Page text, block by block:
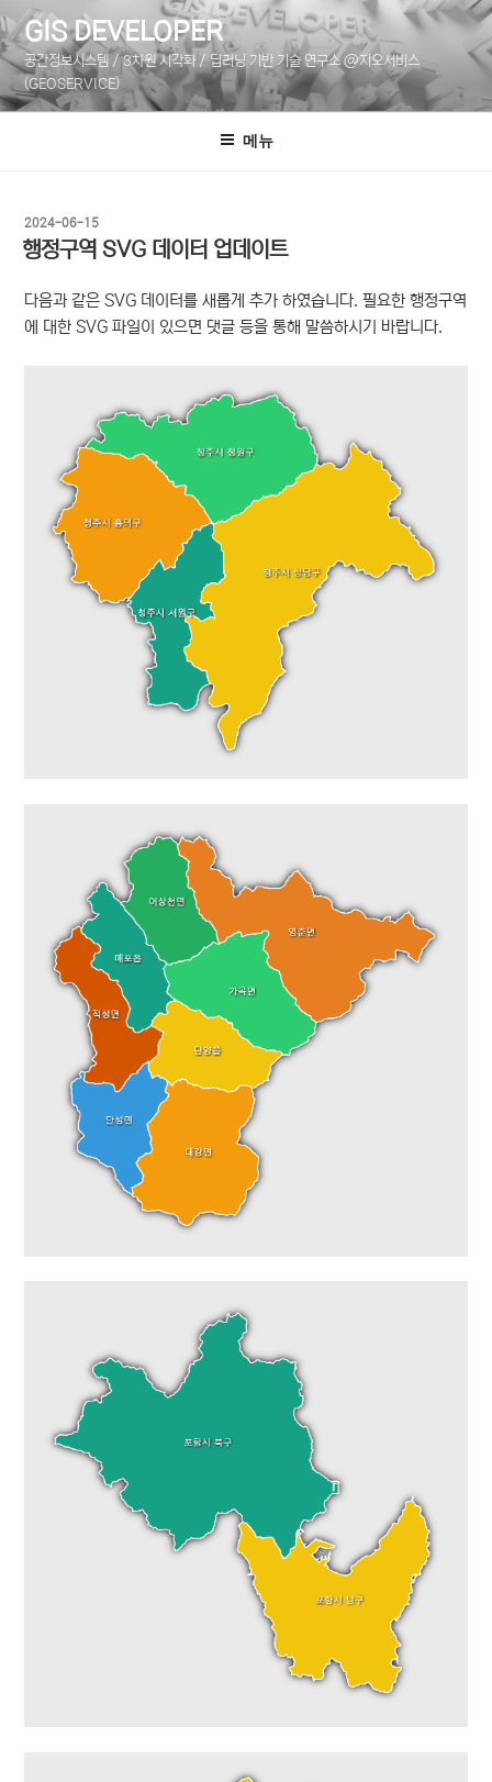
텐
츠
로
바
GIS DEVELOPER
공간정보시스템 / 3차원 시각화 / 딥러닝 기반 기술 연구소 @지오서비스
(GEOSERVICE)
메뉴
작
성
일
2024-06-15
행정구역 SVG 데이터 업데이트
다음과 같은 SVG 데이터를 새롭게 추가 하였습니다. 필요한 행정구역
에 대한 SVG 파일이 있으면 댓글 등을 통해 말씀하시기 바랍니다.